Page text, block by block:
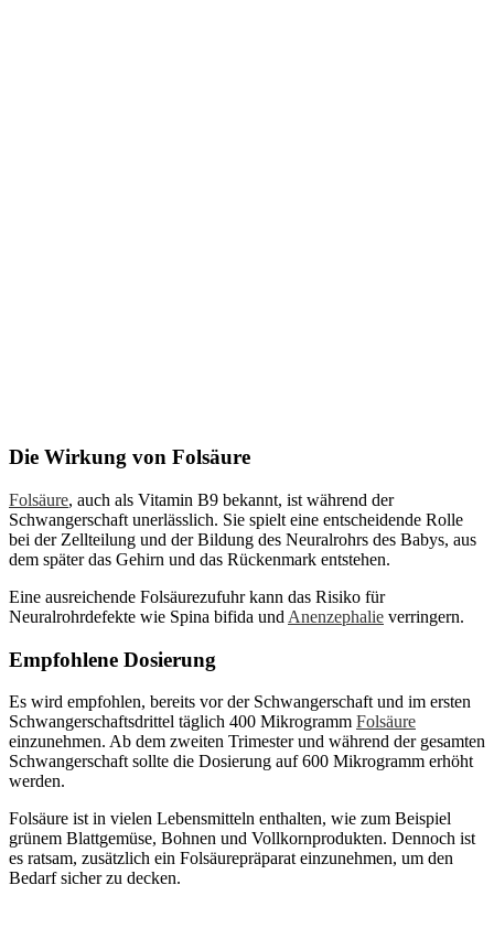
Die Wirkung von Folsäure
Folsäure, auch als Vitamin B9 bekannt, ist während der
Schwangerschaft unerlässlich. Sie spielt eine entscheidende Rolle
bei der Zellteilung und der Bildung des Neuralrohrs des Babys, aus
dem später das Gehirn und das Rückenmark entstehen.
Eine ausreichende Folsäurezufuhr kann das Risiko für
Neuralrohrdefekte wie Spina bifida und Anenzephalie verringern.
Empfohlene Dosierung
Es wird empfohlen, bereits vor der Schwangerschaft und im ersten
Schwangerschaftsdrittel täglich 400 Mikrogramm Folsäure
einzunehmen. Ab dem zweiten Trimester und während der gesamten
Schwangerschaft sollte die Dosierung auf 600 Mikrogramm erhöht
werden.
Folsäure ist in vielen Lebensmitteln enthalten, wie zum Beispiel
grünem Blattgemüse, Bohnen und Vollkornprodukten. Dennoch ist
es ratsam, zusätzlich ein Folsäurepräparat einzunehmen, um den
Bedarf sicher zu decken.